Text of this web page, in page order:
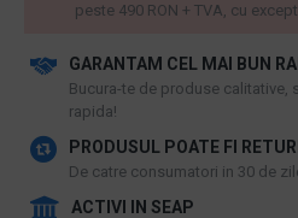
GARANTAM CEL MAI BUN
​Bucura-te de produse calitative,
rapida!
PRODUSUL POATE FI
De catre consumatori in 30 de
ACTIVI IN SEAP
peste 490 RON + TVA, cu